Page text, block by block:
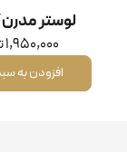
لوستر مدرن
1,950,000
افزودن به